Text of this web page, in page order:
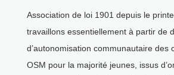
Association de loi 1901 depuis le
travaillons essentiellement à partir de
d’autonomisation communautaire des
OSM pour la majorité jeunes, issus